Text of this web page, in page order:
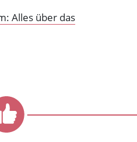
Alles über das